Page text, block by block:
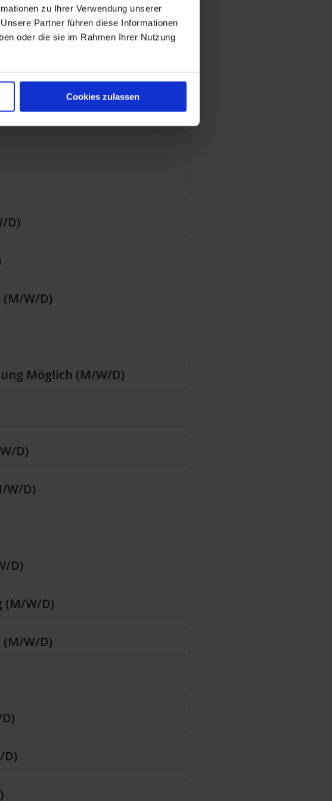
zu Ihrer Verwendung unserer
Partner führen diese Informationen
oder die sie im Rahmen Ihrer Nutzung
Cookies zulassen
Möglich (m/w/d)
d)
(m/w/d)
Möglich (m/w/d)
d)
w/d)
d)
(m/w/d)
(m/w/d)
d)